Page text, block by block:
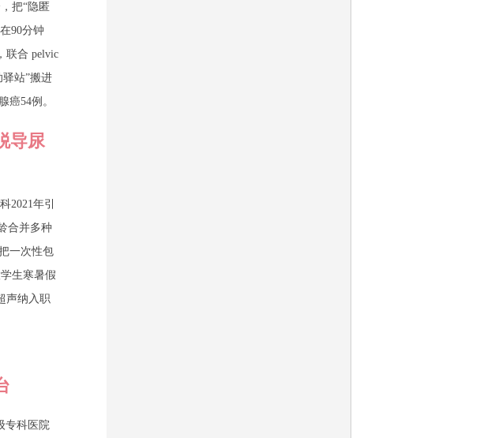
把“隐匿
90分钟
联合 pelvic
站”搬进
癌54例。
导尿
2021年引
合并多种
一次性包
生寒暑假
声纳入职
专科医院